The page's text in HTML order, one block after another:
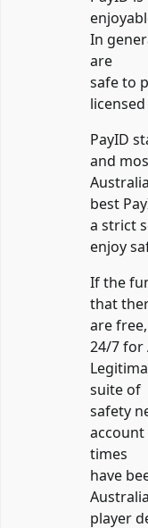
In
are
safe to
PayID
and
best
a strict
enjoy
If the
that
are
24/7 for
suite of
safety
account
times
have
player